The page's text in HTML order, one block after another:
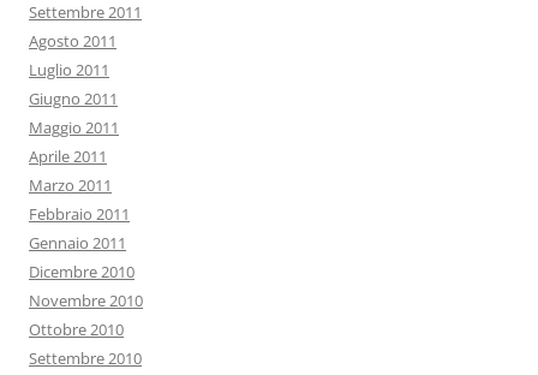
Settembre 2011
Agosto 2011
Luglio 2011
Giugno 2011
Maggio 2011
Aprile 2011
Marzo 2011
Febbraio 2011
Gennaio 2011
Dicembre 2010
Novembre 2010
Ottobre 2010
Settembre 2010